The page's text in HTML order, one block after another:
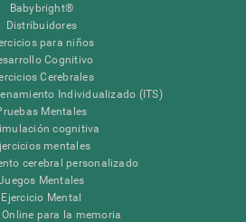
Babybright®
Distribuidores
para niños
Cognitivo
Cerebrales
Individualizado (ITS)
Mentales
cognitiva
mentales
cerebral personalizado
Mentales
Ejercicio Mental
para la memoria